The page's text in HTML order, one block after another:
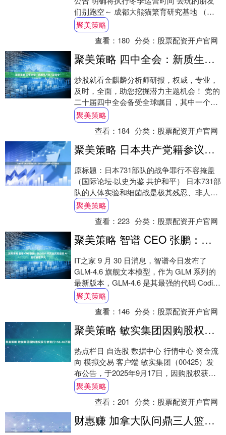
们别跑空～ 成都大熊猫繁育研究基地 （不
含都江堰熊猫谷） 2025年11月1日....
聚美策略
查看： 180 分类： 股票配资开户官网
聚美策略 四中全会：新质生产力“动员令”
炒股就看金麒麟分析师研报，权威，专业，
及时，全面，助您挖掘潜力主题机会！ 党的
二十届四中全会备受全球瞩目，其中一个聚
焦点是：中国主导的新质生产力将如何推
进？将给....
聚美策略
查看： 184 分类： 股票配资开户官网
聚美策略 日本共产党籍参议员：日本731部队的战争罪行不容掩盖
原标题：日本731部队的战争罪行不容掩盖
（国际论坛·以史为鉴 共护和平） 日本731部
队的人体实验和细菌战是极其残忍、非人道
的行为。长期以来，日本政府虽然承认7....
聚美策略
查看：223 分类： 股票配资开户官网
聚美策略 智谱 CEO 张鹏：到 2030 年完全实现超级 AI 的可能性不大
IT之家 9 月 30 日消息，智谱今日发布了
GLM-4.6 旗舰文本模型，作为 GLM 系列的
最新版本，GLM-4.6 是其最强的代码 Coding
模型（....
聚美策略
查看： 146 分类： 股票配资开户官网
聚美策略 敏实集团因购股权获行使发行158.46万股
热点栏目 自选股 数据中心 行情中心 资金流
向 模拟交易 客户端 敏实集团（00425）发
布公告，于2025年9月17日，因购股权获行
使发行合计158.46万股....
聚美策略
查看：201 分类： 股票配资开户官网
财惠赚 加拿大队问鼎三人篮球女子系列赛年度总冠军